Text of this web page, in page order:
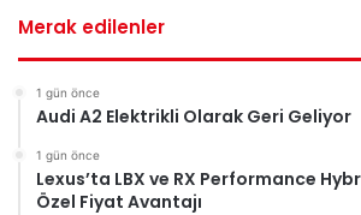
Merak edilenler
1 gün önce
Audi A2 Elektrikli Olarak Geri Geliyor
1 gün önce
Lexus’ta LBX ve RX Performance
Özel Fiyat Avantajı